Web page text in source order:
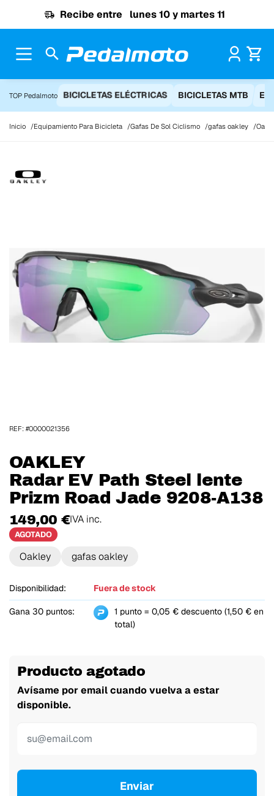
Recibe entre lunes 10 y martes 11
TOP Pedalmoto BICICLETAS ELÉCTRICAS BICICLETAS MTB
Inicio Equipamiento Para Bicicleta Gafas De Sol Ciclismo gafas oakley
OAKLEY
Radar EV Path Steel lente
Prizm Road Jade 9208-A138
149,00 €IVA inc.
AGOTADO
Oakley gafas oakley
Disponibilidad: Fuera de stock
Gana 30 puntos:
1 punto = 0,05 € descuento (1,50 € en
total)
Producto agotado
Avísame por email cuando vuelva a estar
disponible.
Enviar
REF: #0000021356